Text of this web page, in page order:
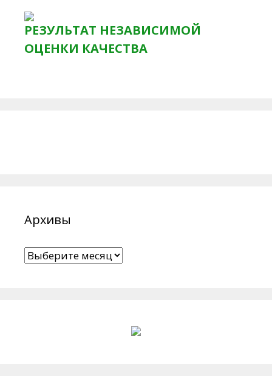
РЕЗУЛЬТАТ НЕЗАВИСИМОЙ
ОЦЕНКИ КАЧЕСТВА
Архивы
Архивы